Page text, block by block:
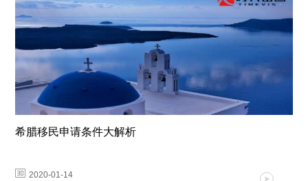
希腊移民申请条件大解析
2020-01-14